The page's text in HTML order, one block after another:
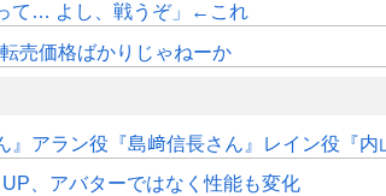
て… よし、戦うぞ」←これ
売価格ばかりじゃねーか
アラン役『島﨑信長さん』レイン役『
、アバターではなく性能も変化